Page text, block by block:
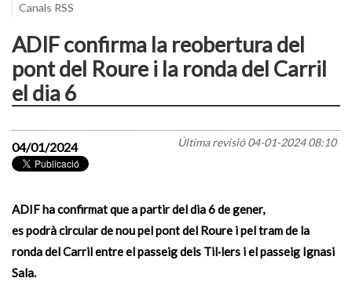
Canals RSS
ADIF confirma la reobertura del
pont del Roure i la ronda del Carril
el dia 6
Última revisió04-01-2024 08:10
04/01/2024
ADIF ha confirmat que a partir del dia 6 de gener,
es podrà circular de nou pel pont del Roure i pel tram de la
ronda del Carril entre el passeig dels Til·lers i el passeig Ignasi
Sala.